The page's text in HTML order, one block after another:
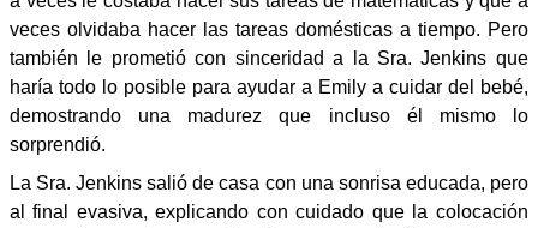
veces olvidaba hacer las tareas domésticas a tiempo. Pero
también le prometió con sinceridad a la Sra. Jenkins que
haría todo lo posible para ayudar a Emily a cuidar del bebé,
demostrando una madurez que incluso él mismo lo
sorprendió.
La Sra. Jenkins salió de casa con una sonrisa educada, pero
al final evasiva, explicando con cuidado que la colocación